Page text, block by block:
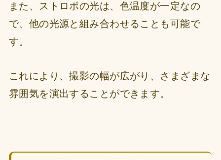
また、ストロボの光は、色温度が一定なの
で、他の光源と組み合わせることも可能で
す。
これにより、撮影の幅が広がり、さまざまな
雰囲気を演出することができます。